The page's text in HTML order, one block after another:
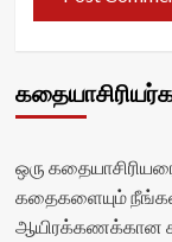
ஒரு
கதைகளையும்
ஆயிரக்கணக்கான